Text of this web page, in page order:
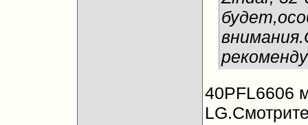
40PFL6606